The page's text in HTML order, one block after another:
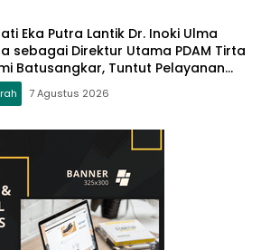
Eka Putra Lantik Dr. Inoki Ulma
sebagai Direktur Utama PDAM Tirta
Batusangkar, Tuntut Pelayanan
dan Tata Kelola Profesional
7 Agustus 2026